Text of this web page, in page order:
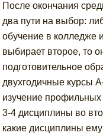
После окончания
два пути на выбор:
обучение в колледже
выбирает второе, то
подготовительное
двухгодичные курсы
изучение
3-4 дисциплины во
какие дисциплины